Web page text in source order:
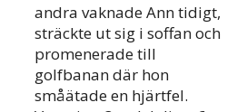
andra vaknade Ann tidigt,
sträckte ut sig i soffan och
promenerade till
golfbanan där hon
småätade en hjärtfel.